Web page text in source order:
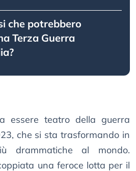
che potrebbero
Terza Guerra
essere teatro della guerra
che si sta trasformando in
drammatiche al mondo.
una feroce lotta per il